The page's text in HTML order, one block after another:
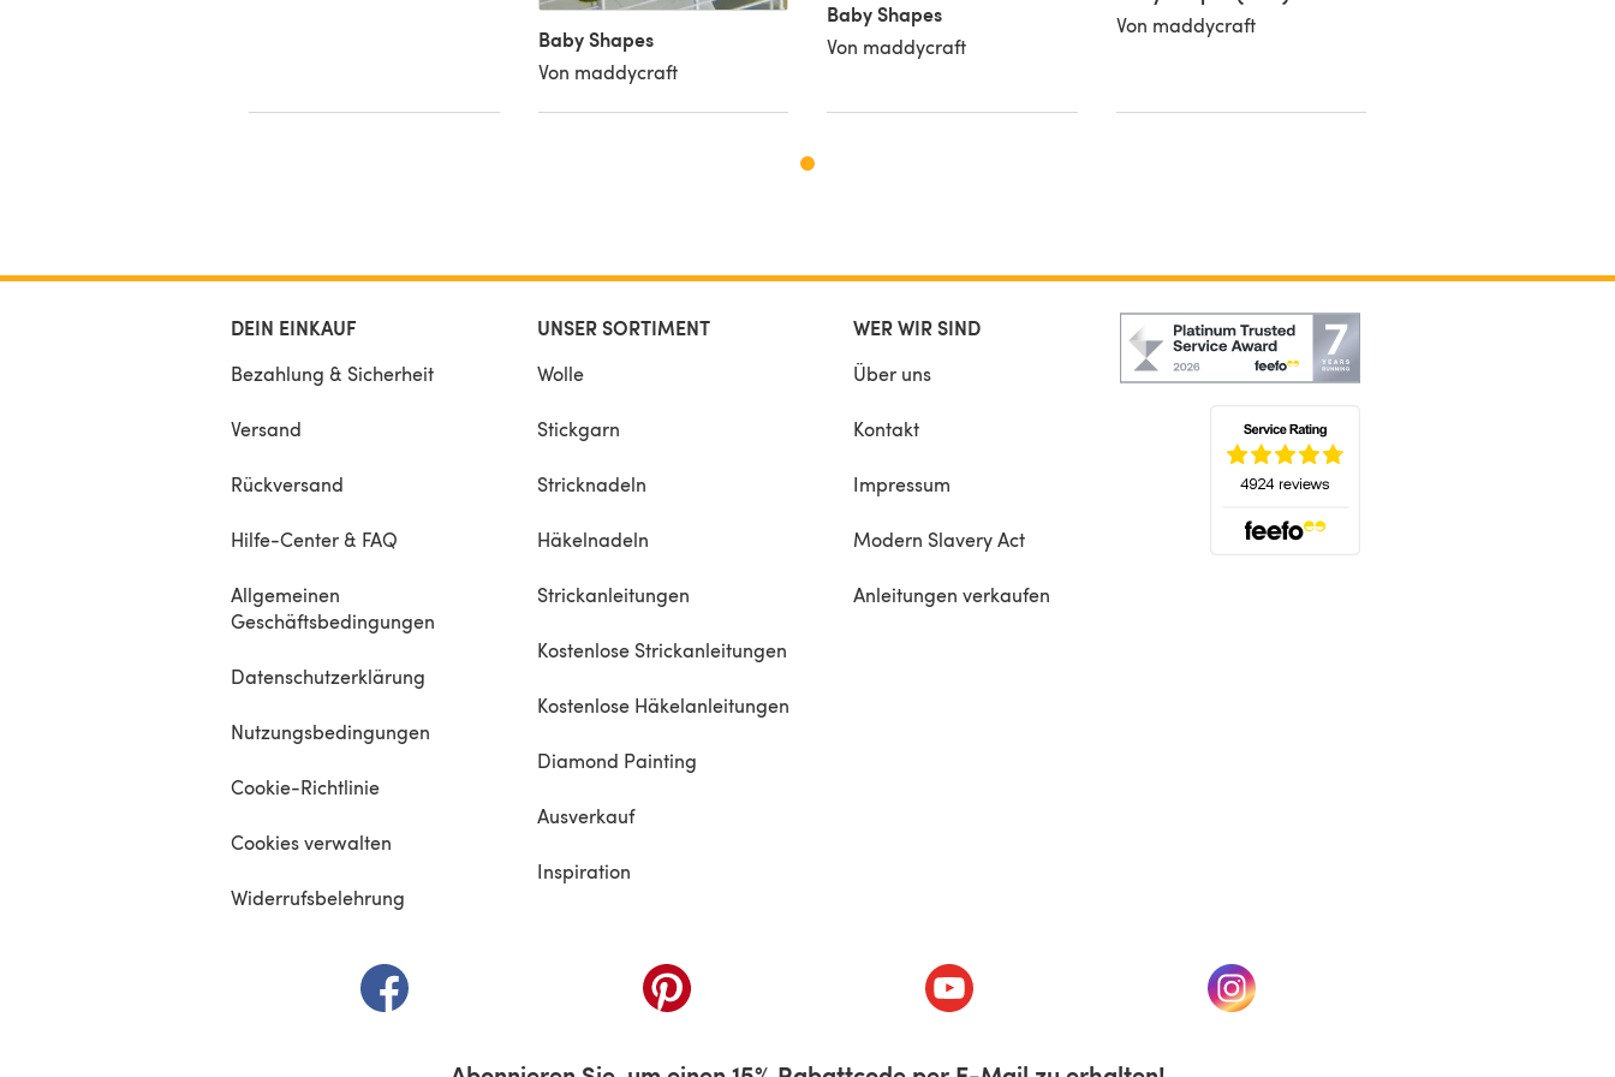
Baby Shapes
Von maddycraft
Baby Shapes
Von maddycraft
Von maddycraft
DEIN EINKAUF
Bezahlung & Sicherheit
Versand
Rückversand
Hilfe-Center & FAQ
Allgemeinen
Geschäftsbedingungen
Datenschutzerklärung
Nutzungsbedingungen
Cookie-Richtlinie
Cookies verwalten
Widerrufsbelehrung
UNSER SORTIMENT
Wolle
Stickgarn
Stricknadeln
Häkelnadeln
Strickanleitungen
Kostenlose Strickanleitungen
Kostenlose Häkelanleitungen
Diamond Painting
Ausverkauf
Inspiration
WER WIR SIND
Über uns
Kontakt
Impressum
Modern Slavery Act
Anleitungen verkaufen
(öffnet sich in einem neuen Tab)(öffnet sich in einem neuen Tab)(öffnet sich in einem neuen Tab)(öffnet sich in einem neuen Tab)